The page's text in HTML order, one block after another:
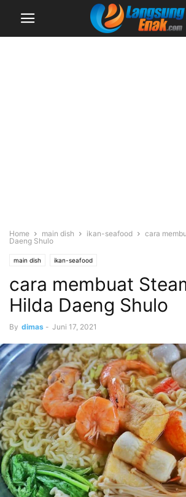
Home main dish ikan-seafood
cara
Daeng Shulo
main dish ikan-seafood
cara membuat
Hilda Daeng Shulo
By dimas - Juni 17, 2021